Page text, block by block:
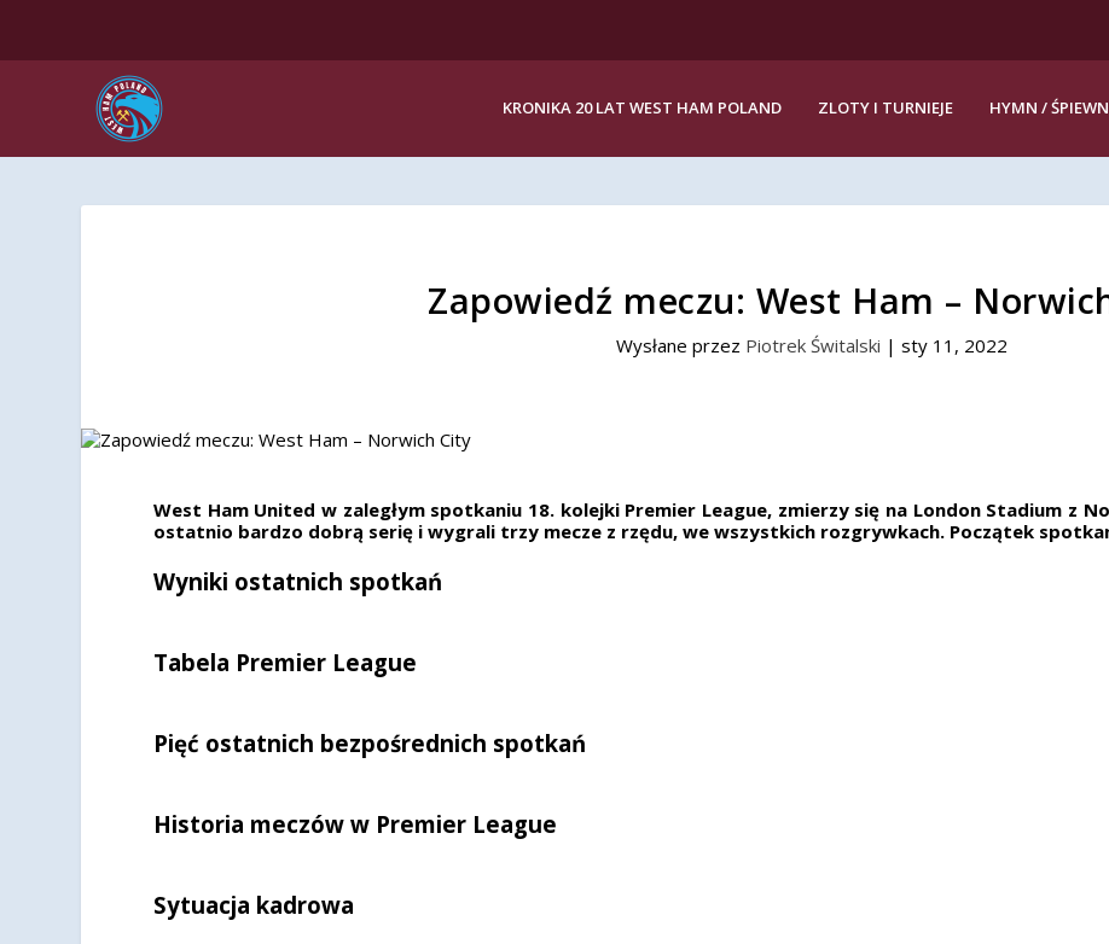
KRONIKA 20 LAT WEST HAM POLAND ZLOTY I TURNIEJE HYMN /
Zapowiedź meczu: West Ham –
Wysłane przez Piotrek Świtalski | sty 11, 2022
West Ham United w zaległym spotkaniu 18. kolejki Premier League, zmierzy się na London Stadium z
ostatnio bardzo dobrą serię i wygrali trzy mecze z rzędu, we wszystkich rozgrywkach. Początek
Wyniki ostatnich spotkań
Tabela Premier League
Pięć ostatnich bezpośrednich spotkań
Historia meczów w Premier League
Sytuacja kadrowa